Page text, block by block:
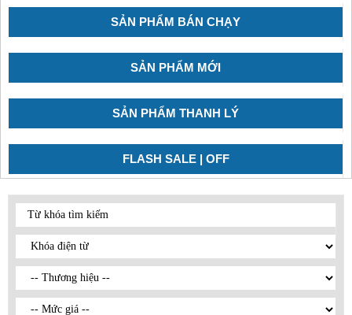
SẢN PHẨM BÁN CHẠY
SẢN PHẨM MỚI
SẢN PHẨM THANH LÝ
FLASH SALE | OFF